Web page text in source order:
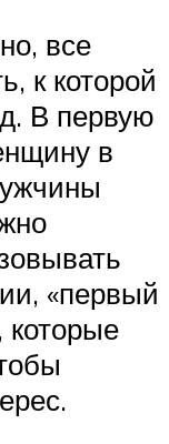
все
к которой
В первую
в
«первый
которые